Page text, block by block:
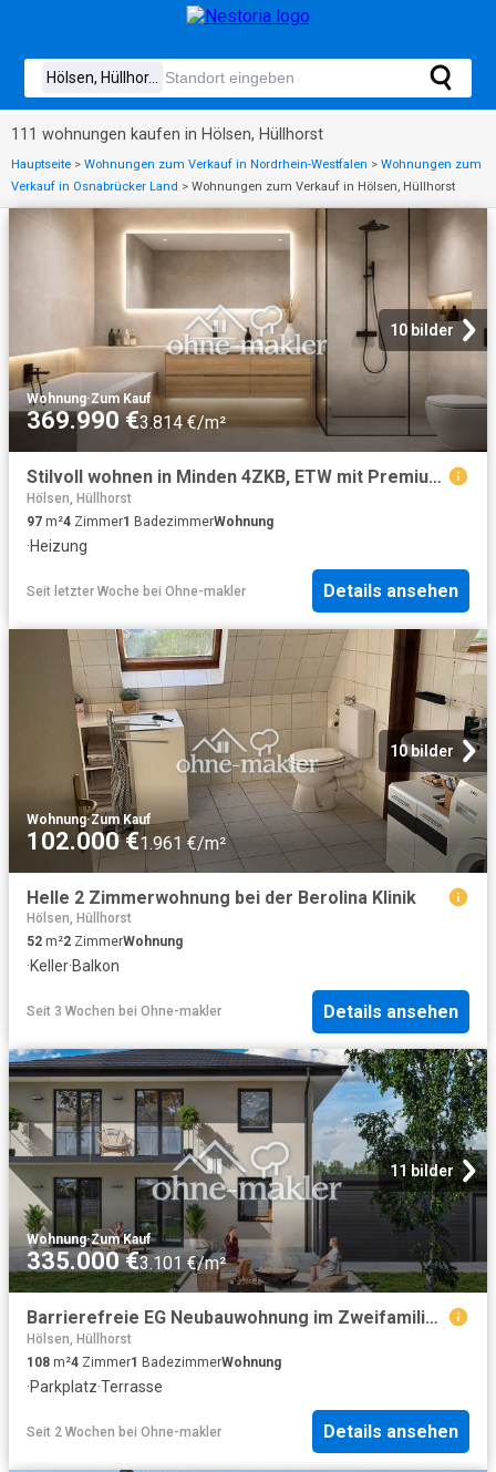
111 wohnungen kaufen in Hölsen, Hüllhorst
Hauptseite > Wohnungen zum Verkauf in Nordrhein-Westfalen > Wohnungen zum
Verkauf in Osnabrücker Land > Wohnungen zum Verkauf in Hölsen, Hüllhorst
10 bilder
Wohnung·Zum Kauf
369.990 €3.814 €/m²
Stilvoll wohnen in Minden 4ZKB, ETW mit Premium Ausstattung
Hölsen, Hüllhorst
97 m²4 Zimmer1 BadezimmerWohnung
·Heizung
Seit letzter Woche bei Ohne-makler Details ansehen
10 bilder
Wohnung·Zum Kauf
102.000 €1.961 €/m²
Helle 2 Zimmerwohnung bei der Berolina Klinik
Hölsen, Hüllhorst
52 m²2 ZimmerWohnung
·Keller·Balkon
Seit 3 Wochen bei Ohne-makler Details ansehen
11 bilder
Wohnung·Zum Kauf
335.000 €3.101 €/m²
Barrierefreie EG Neubauwohnung im Zweifamilienhaus – Wohnen wie im Bungalow
Hölsen, Hüllhorst
108 m²4 Zimmer1 BadezimmerWohnung
·Parkplatz·Terrasse
Seit 2 Wochen bei Ohne-makler Details ansehen